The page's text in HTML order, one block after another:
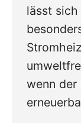
lässt
wenn der